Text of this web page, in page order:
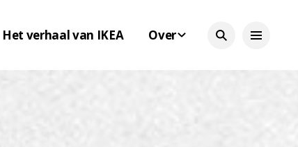
Het verhaal van IKEA Over